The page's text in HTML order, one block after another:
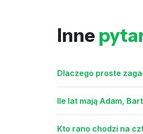
Inne
Dlaczego proste
Ile lat mają Adam,
Kto rano chodzi na